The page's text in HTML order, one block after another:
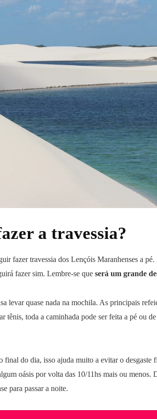
a travessia?
fazer travessia dos Lençóis Maranhenses a
fazer sim. Lembre-se que será um grande
levar quase nada na mochila. As principais
tênis, toda a caminhada pode ser feita a pé ou
final do dia, isso ajuda muito a evitar o
oásis por volta das 10/11hs mais ou menos.
para passar a noite.